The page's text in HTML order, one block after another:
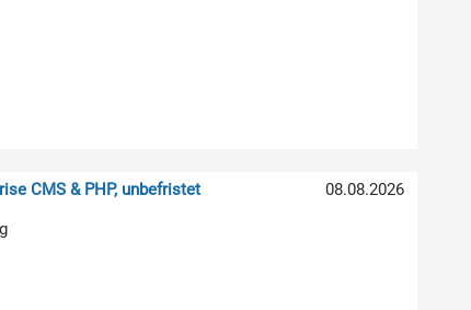
08.08.2026
CMS & PHP, unbefristet